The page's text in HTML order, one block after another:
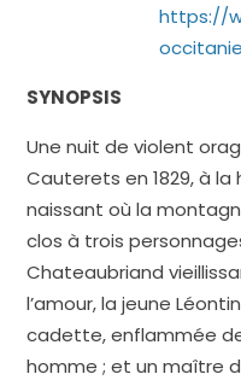
https://
SYNOPSIS
Une nuit de violent
Cauterets en 1829, à
naissant où la
clos à trois
Chateaubriand
l’amour, la jeune
cadette, enflammée
homme ; et un maître